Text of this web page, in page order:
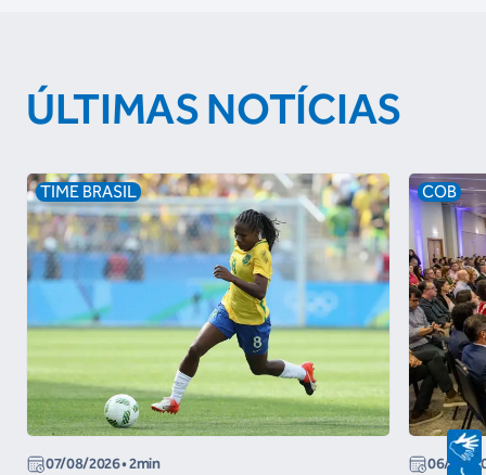
ÚLTIMAS NOTÍCIAS
TIME BRASIL
07/08/2026• 2min
COB
06/08/